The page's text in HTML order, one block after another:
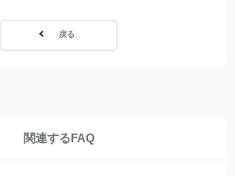
戻る
関連するFAQ